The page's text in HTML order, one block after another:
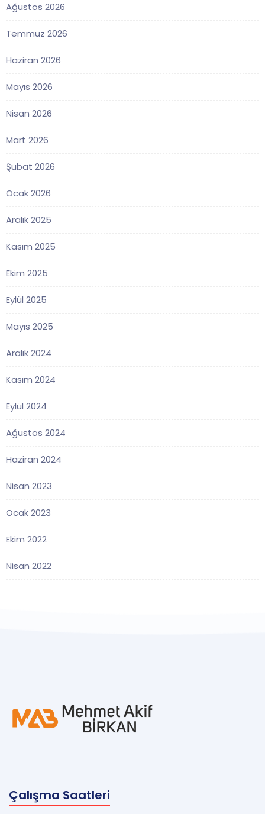
Ağustos 2026
Temmuz 2026
Haziran 2026
Mayıs 2026
Nisan 2026
Mart 2026
Şubat 2026
Ocak 2026
Aralık 2025
Kasım 2025
Ekim 2025
Eylül 2025
Mayıs 2025
Aralık 2024
Kasım 2024
Eylül 2024
Ağustos 2024
Haziran 2024
Nisan 2023
Ocak 2023
Ekim 2022
Nisan 2022
Çalışma Saatleri